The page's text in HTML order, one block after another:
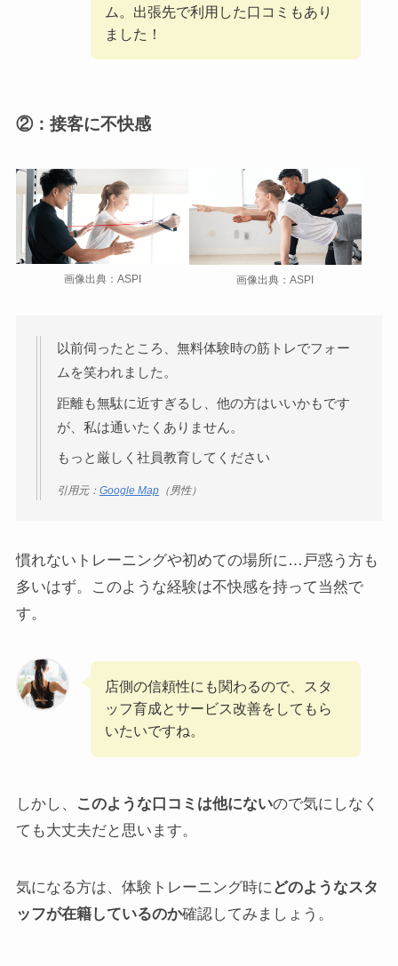
ム。出張先で利用した口コミもあり
ました！
②：接客に不快感
画像出典：ASPI 画像出典：ASPI
以前伺ったところ、無料体験時の筋トレでフォー
ムを笑われました。
距離も無駄に近すぎるし、他の方はいいかもです
が、私は通いたくありません。
もっと厳しく社員教育してください
引用元： Google Map（男性）
慣れないトレーニングや初めての場所に…戸惑う方も
多いはず。このような経験は不快感を持って当然で
す。
店側の信頼性にも関わるので、スタ
ッフ育成とサービス改善をしてもら
いたいですね。
しかし、 このような口コミは他にないので気にしなく
ても大丈夫だと思います。
気になる方は、体験トレーニング時に どのようなスタ
ッフが在籍しているのか確認してみましょう。